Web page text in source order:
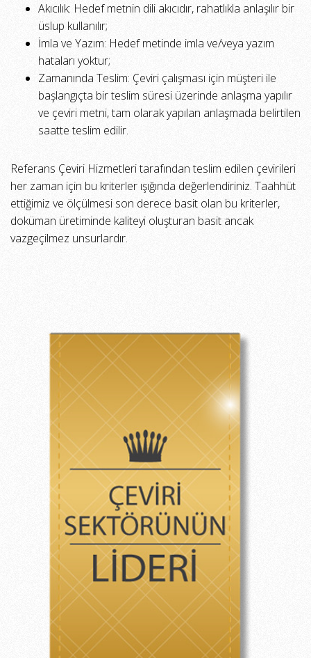
Akıcılık: Hedef metnin dili akıcıdır, rahatlıkla anlaşılır bir
üslup kullanılır;
İmla ve Yazım: Hedef metinde imla ve/veya yazım
hataları yoktur;
Zamanında Teslim: Çeviri çalışması için müşteri ile
başlangıçta bir teslim süresi üzerinde anlaşma yapılır
ve çeviri metni, tam olarak yapılan anlaşmada belirtilen
saatte teslim edilir.
Referans Çeviri Hizmetleri tarafından teslim edilen çevirileri
her zaman için bu kriterler ışığında değerlendiriniz. Taahhüt
ettiğimiz ve ölçülmesi son derece basit olan bu kriterler,
doküman üretiminde kaliteyi oluşturan basit ancak
vazgeçilmez unsurlardır.